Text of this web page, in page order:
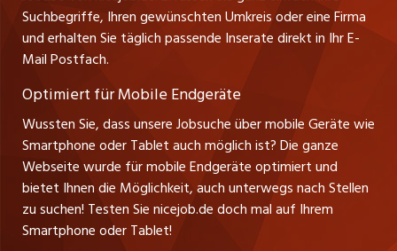
Management / Kader-Jobs
jobbasel.ch
zentraljob.ch
myjob.ch
schaffu.ch (VS)
ajourjob.ch
tagblatt.ch
Thomas Reiner
Ansprechpartner
Suchbegriffe, Ihren gewünschten Umkreis oder eine Firma
und erhalten Sie täglich passende Inserate direkt in Ihr E-
Mail Postfach.
Optimiert für Mobile Endgeräte
Wussten Sie, dass unsere Jobsuche über mobile Geräte wie
Smartphone oder Tablet auch möglich ist? Die ganze
Webseite wurde für mobile Endgeräte optimiert und
bietet Ihnen die Möglichkeit, auch unterwegs nach Stellen
zu suchen! Testen Sie nicejob.de doch mal auf Ihrem
Smartphone oder Tablet!